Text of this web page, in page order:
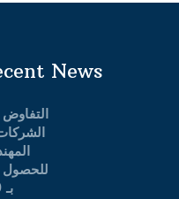
News
للحصول
بـ 20-40%